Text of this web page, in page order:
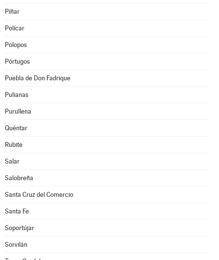
Píñar
Polícar
Polopos
Pórtugos
Puebla de Don Fadrique
Pulianas
Purullena
Quéntar
Rubite
Salar
Salobreña
Santa Cruz del Comercio
Santa Fe
Soportújar
Sorvilán